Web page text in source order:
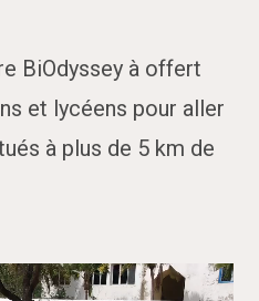
BiOdyssey à offert
et lycéens pour aller
à plus de 5 km de